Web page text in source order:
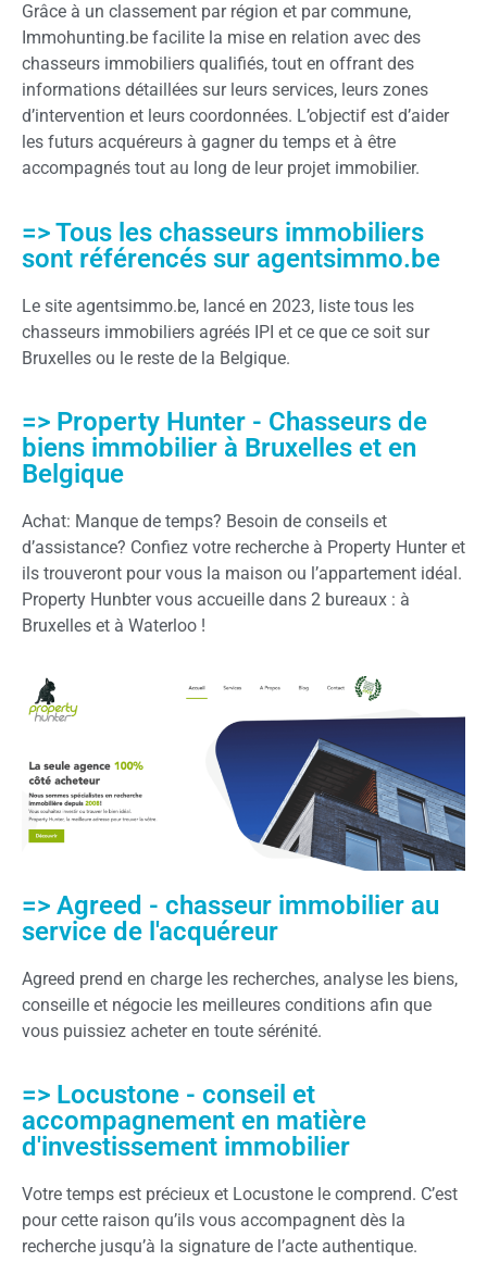
Grâce à un classement par région et par commune,
Immohunting.be facilite la mise en relation avec des
chasseurs immobiliers qualifiés, tout en offrant des
informations détaillées sur leurs services, leurs zones
d’intervention et leurs coordonnées. L’objectif est d’aider
les futurs acquéreurs à gagner du temps et à être
accompagnés tout au long de leur projet immobilier.
=> Tous les chasseurs immobiliers
sont référencés sur agentsimmo.be
Le site agentsimmo.be, lancé en 2023, liste tous les
chasseurs immobiliers agréés IPI et ce que ce soit sur
Bruxelles ou le reste de la Belgique.
=> Property Hunter - Chasseurs de
biens immobilier à Bruxelles et en
Belgique
Achat: Manque de temps? Besoin de conseils et
d’assistance? Confiez votre recherche à Property Hunter et
ils trouveront pour vous la maison ou l’appartement idéal.
Property Hunbter vous accueille dans 2 bureaux : à
Bruxelles et à Waterloo !
=> Agreed - chasseur immobilier au
service de l'acquéreur
Agreed prend en charge les recherches, analyse les biens,
conseille et négocie les meilleures conditions afin que
vous puissiez acheter en toute sérénité.
=> Locustone - conseil et
accompagnement en matière
d'investissement immobilier
Votre temps est précieux et Locustone le comprend. C’est
pour cette raison qu’ils vous accompagnent dès la
recherche jusqu’à la signature de l’acte authentique.